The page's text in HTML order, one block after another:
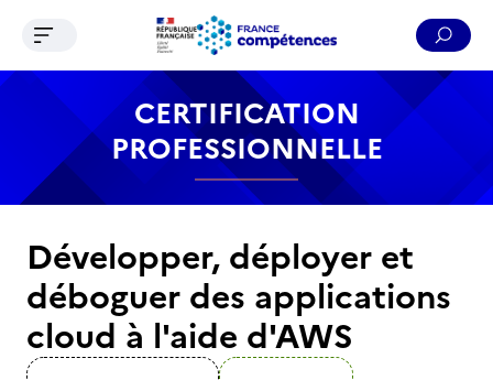
Contenu Recherche Menu Pied de page
Ouvrir le menu de navigation
CERTIFICATION
PROFESSIONNELLE
Développer, déployer et
déboguer des applications
cloud à l'aide d'AWS